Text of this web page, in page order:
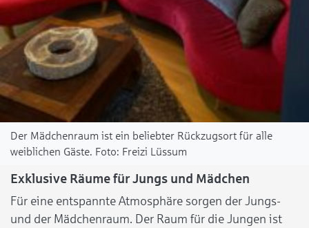
Der Mädchenraum ist ein beliebter Rückzugsort für alle
weiblichen Gäste.
Freizi Lüssum
Exklusive Räume für Jungs und Mädchen
Für eine entspannte Atmosphäre sorgen der Jungs-
und der Mädchenraum. Der Raum für die Jungen ist